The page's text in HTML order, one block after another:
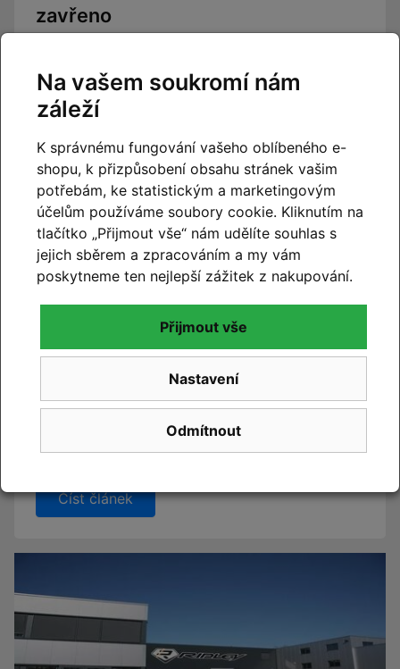
zavřeno
CUBE 2027
Novinky CUBE 2027 se blíží. Již brzy vám představíme
novou kolekci.
Číst článek
Na vašem soukromí nám
záleží
K správnému fungování vašeho oblíbeného e-
shopu, k přizpůsobení obsahu stránek vašim
potřebám, ke statistickým a marketingovým
účelům používáme soubory cookie. Kliknutím na
tlačítko „Přijmout vše“ nám udělíte souhlas s
jejich sběrem a zpracováním a my vám
poskytneme ten nejlepší zážitek z nakupování.
Odmítnout
Nastavení
Přijmout vše